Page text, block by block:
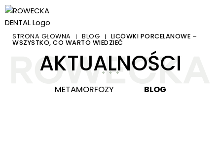
STRONA GŁÓWNA | BLOG | LICÓWKI PORCELANOWE –
WSZYSTKO, CO WARTO WIEDZIEĆ
AKTUALNOŚCI
METAMORFOZY BLOG